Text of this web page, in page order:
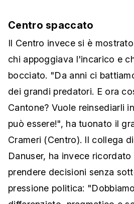
Centro spaccato
Il Centro invece si è
chi appoggiava l'incarico e
bocciato. "Da anni ci
dei grandi predatori. E ora
Cantone? Vuole reinsediarli
può essere!", ha tuonato il
Crameri (Centro). Il collega
Danuser, ha invece
prendere decisioni senza
pressione politica: